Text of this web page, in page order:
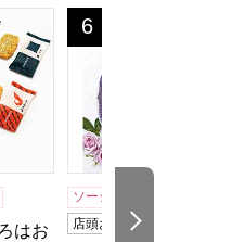
ェ・マドレーヌ詰合せ 19
はおかき 20枚【年間ギフト
はお
プレゼンテージ ビ
6
位
ソーシャルギフト
店頭お申し込み可次の商品